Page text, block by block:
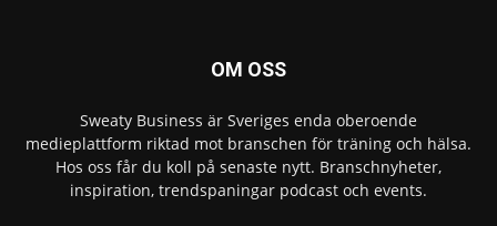
OM OSS
Sweaty Business är Sveriges enda oberoende
medieplattform riktad mot branschen för träning och hälsa.
Hos oss får du koll på senaste nytt. Branschnyheter,
inspiration, trendspaningar podcast och events.